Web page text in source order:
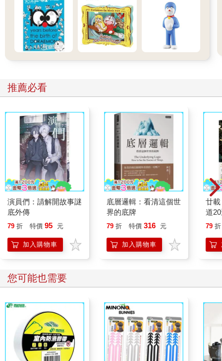
推薦必看
演員們：請解開故事謎
底外傳
79 折 特價 95 元
加入購物車
底層邏輯：看清這個世
界的底牌
79 折 特價 316 元
加入購物車
廿
道
79 折
您可能也需要